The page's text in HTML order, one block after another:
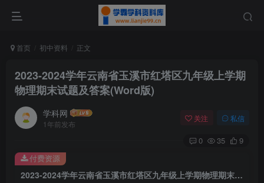
首页 初中资料 正文
2023-2024学年云南省玉溪市红塔区九年级上学期
物理期末试题及答案(Word版)
学科网
1年前发布
关注 私信
0 35 9
2023-2024学年云南省玉溪市红塔区九年级上学期物理期末试题及答案(Word版)
付费资源